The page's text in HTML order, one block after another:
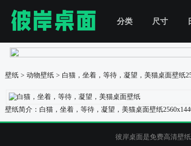
分类 尺寸
壁纸 > 动物壁纸 > 白猫，坐着，等待，凝望，美猫桌面壁纸
壁纸简介：白猫，坐着，等待，凝望，美猫桌面壁纸
彼岸桌面是免费高清壁